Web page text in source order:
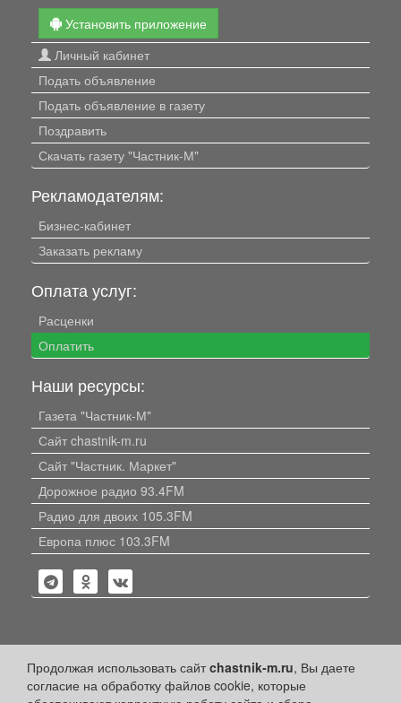
Продолжая использовать сайтchastnik-m.ru, Вы даете
согласие на обработку файлов cookie, которые
Установить приложение
Личный кабинет
Подать объявление
Подать объявление в газету
Поздравить
Скачать газету "Частник-М"
Рекламодателям:
Бизнес-кабинет
Заказать рекламу
Оплата услуг:
Расценки
Оплатить
Наши ресурсы:
Газета "Частник-М"
Сайт chastnik-m.ru
Сайт "Частник. Маркет"
Дорожное радио 93.4FM
Радио для двоих 105.3FM
Европа плюс 103.3FM
Политика конфиденциальности
Публикации с пометкой «Реклама», «На правах рекламы»,